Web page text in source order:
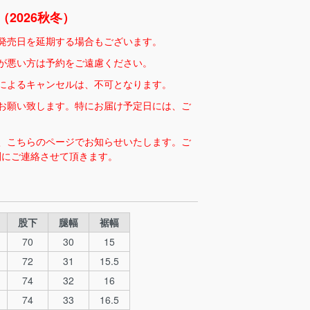
2026秋冬）
日を延期する場合もございます。
い方は予約をご遠慮ください。
るキャンセルは、不可となります。
願い致します。特にお届け予定日には、ご
こちらのページでお知らせいたします。ご
ご連絡させて頂きます。
股下 腿幅
裾幅
70 30
15
72 31
15.5
74 32
16
74 33 16.5